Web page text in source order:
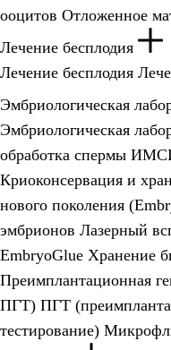
ооцитов Отложенное
Лечение бесплодия
Лечение бесплодия
Эмбриологическая
Эмбриологическая
обработка спермы
Криоконсервация и
нового поколения
эмбрионов Лазерный
EmbryoGlue Хранение
Преимплантационная
ПГТ) ПГТ
тестирование)